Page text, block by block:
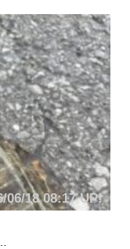
06/18 08:17 UP!